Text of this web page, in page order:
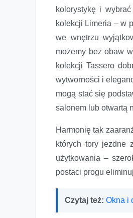
kolorystykę i
kolekcji Limeria – w
we wnętrzu
możemy bez obaw
kolekcji Tassero
wytworności i
mogą stać się
salonem lub otwartą
Harmonię tak
których tory jezdne
użytkowania –
postaci progu
Czytaj też: Okna i